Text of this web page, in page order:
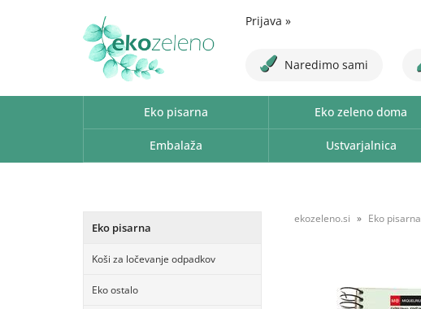
Prijava »
Naredimo sami
Eko pisarna Eko zeleno doma
Embalaža Ustvarjalnica
Eko pisarna
Koši za ločevanje odpadkov
Eko ostalo
ekozeleno.si Eko pisarna